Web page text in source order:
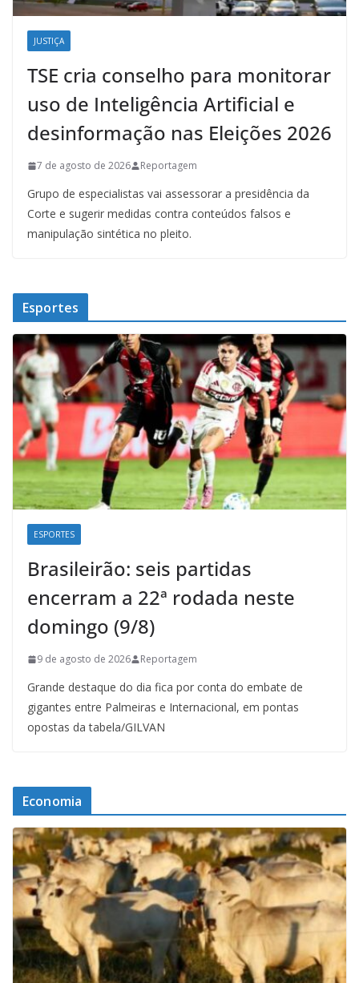
JUSTIÇA
TSE cria conselho para monitorar
uso de Inteligência Artificial e
desinformação nas Eleições 2026
7 de agosto de 2026 Reportagem
Grupo de especialistas vai assessorar a presidência da
Corte e sugerir medidas contra conteúdos falsos e
manipulação sintética no pleito.
Esportes
ESPORTES
Brasileirão: seis partidas
encerram a 22ª rodada neste
domingo (9/8)
9 de agosto de 2026 Reportagem
Grande destaque do dia fica por conta do embate de
gigantes entre Palmeiras e Internacional, em pontas
opostas da tabela/GILVAN
Economia